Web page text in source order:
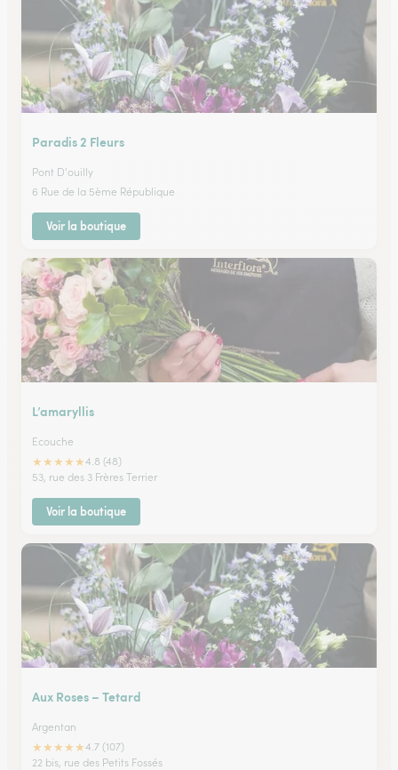
Paradis 2 Fleurs
Pont D'ouilly
6 Rue de la 5ème République
Voir la boutique
L’amaryllis
Ecouche
★★★★★4.8 (48)
53, rue des 3 Frères Terrier
Voir la boutique
Aux Roses – Tetard
Argentan
★★★★★4.7 (107)
22 bis, rue des Petits Fossés